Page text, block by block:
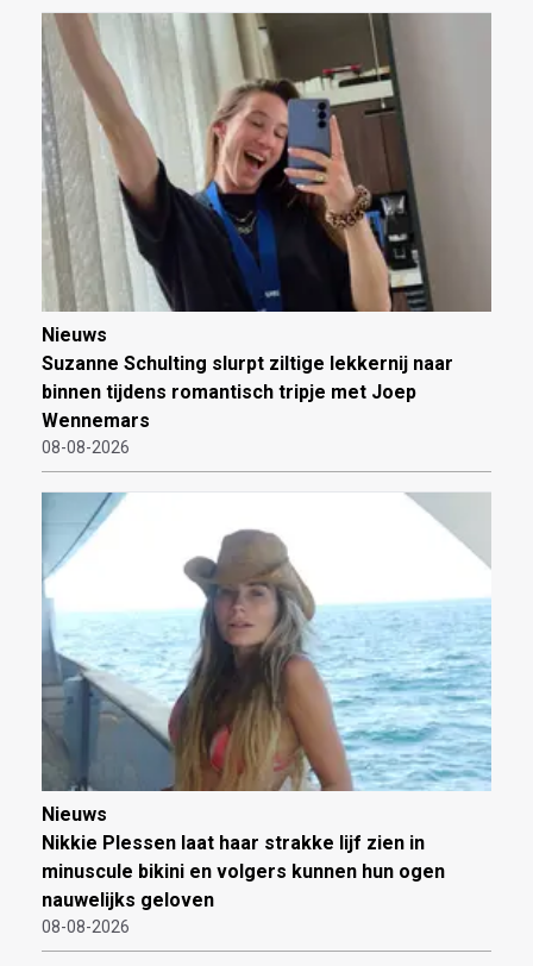
Nieuws
Suzanne Schulting slurpt ziltige lekkernij naar
binnen tijdens romantisch tripje met Joep
Wennemars
08-08-2026
Nieuws
Nikkie Plessen laat haar strakke lijf zien in
minuscule bikini en volgers kunnen hun ogen
nauwelijks geloven
08-08-2026